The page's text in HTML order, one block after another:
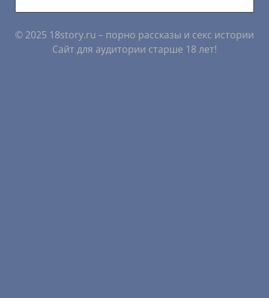
© 2025 18story.ru – порно рассказы и секс истории
Сайт для аудитории старше 18 лет!